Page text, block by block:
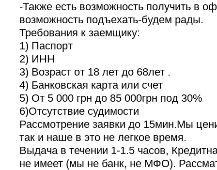
-Также есть возможность получить в
возможность подъехать-будем рады.
Требования к заемщику:
1) Паспорт
2) ИНН
3) Возраст от 18 лет до 68лет .
4) Банковская карта или счет
5) От 5 000 грн до 85 000грн под 30%
6)Отсутствие судимости
Рассмотрение заявки до 15мин.Мы
так и наше в это не легкое время.
Выдача в течении 1-1.5 часов,
не имеет (мы не банк, не МФО).